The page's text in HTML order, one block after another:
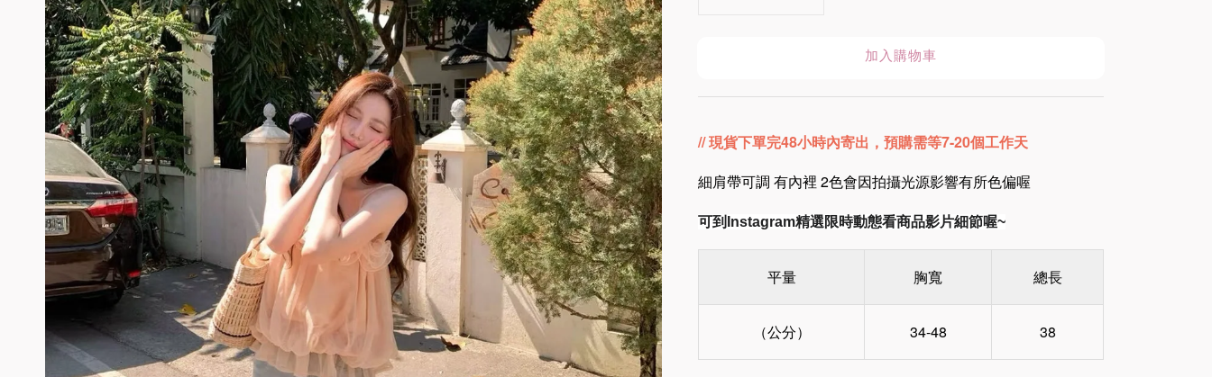
加入購物車
// 現貨下單完48小時內寄出 ，預購需等7-20個工作天
細肩帶可調 有內裡 2色會因拍攝光源影響有所色偏喔
可到Instagram精選限時動態看商品影片細節喔~
平量 胸寬 總長
（公分） 34-48 38